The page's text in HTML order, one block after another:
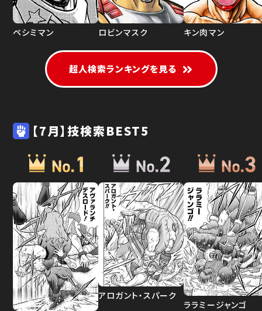
ペシミマン ロビンマスク キン肉マン
超人検索ランキングを見る
【7月】技検索BEST5
アロガント・スパーク
ララミージャンゴ